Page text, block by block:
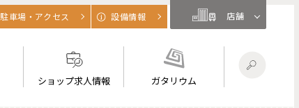
ショップ求人情報 ガタリウム
駐車場・アクセス 設備情報 店舗